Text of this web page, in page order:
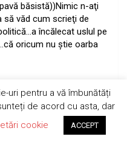
băsistă))Nimic n-aţi
să văd cum scrieţi de
încălecat uslul pe
oricum nu ştie oarba
uri pentru a vă îmbunătăți
de acord cu asta, dar
cookie ACCEPT